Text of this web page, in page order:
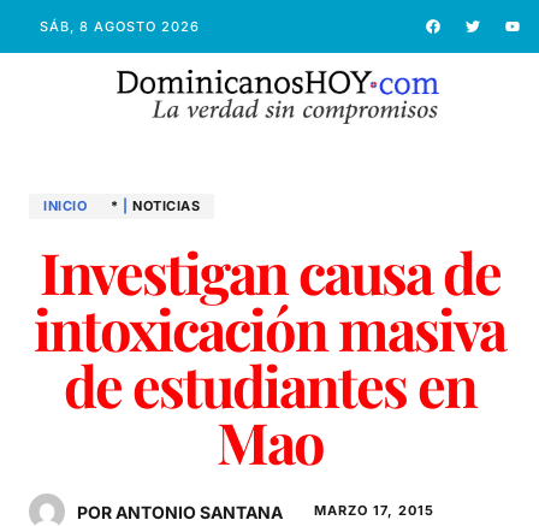
SÁB, 8 AGOSTO 2026
INICIO * NOTICIAS
Investigan causa de
intoxicación masiva
de estudiantes en
Mao
POR ANTONIO SANTANA MARZO 17, 2015